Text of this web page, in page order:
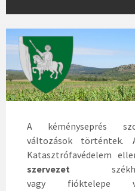
A kéményseprés
változások történtek.
Katasztrófavédelem
szervezet
vagy fióktelepe